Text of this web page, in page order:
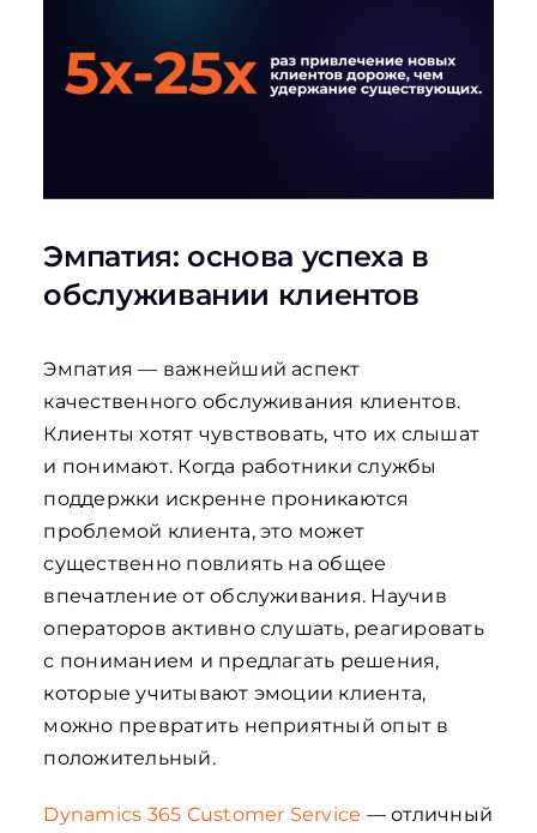
Эмпатия: основа успеха в
обслуживании клиентов
Эмпатия — важнейший аспект
качественного обслуживания клиентов.
Клиенты хотят чувствовать, что их слышат
и понимают. Когда работники службы
поддержки искренне проникаются
проблемой клиента, это может
существенно повлиять на общее
впечатление от обслуживания. Научив
операторов активно слушать, реагировать
с пониманием и предлагать решения,
которые учитывают эмоции клиента,
можно превратить неприятный опыт в
положительный.
Dynamics 365 Customer Service — отличный